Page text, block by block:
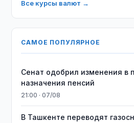
Все курсы валют →
САМОЕ ПОПУЛЯРНОЕ
Сенат одобрил изменения в
назначения пенсий
21:00 · 07/08
В Ташкенте переводят